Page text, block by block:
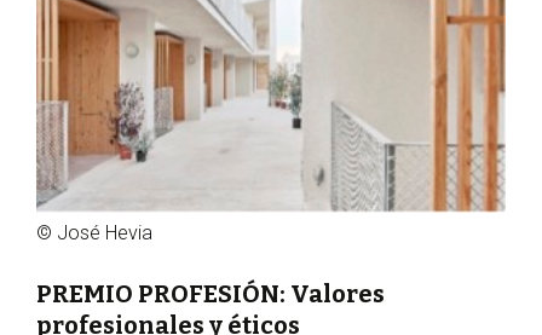
© José Hevia
PREMIO PROFESIÓN: Valores
profesionales y éticos